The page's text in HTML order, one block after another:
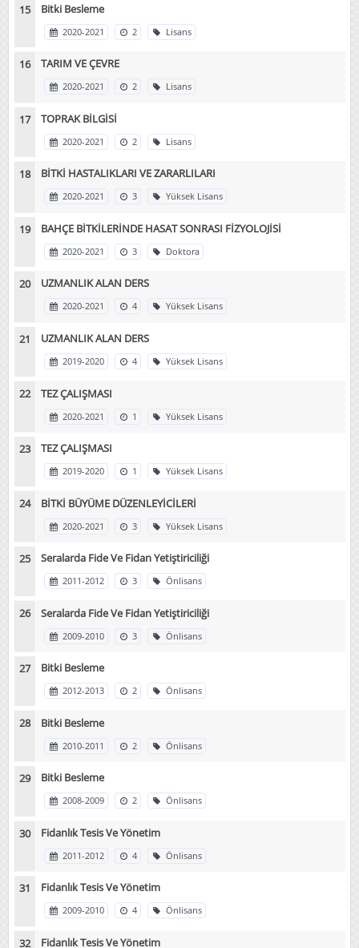
Bitki Besleme
2020-2021 2 Lisans
TARIM VE ÇEVRE
2020-2021 2 Lisans
TOPRAK BİLGİSİ
2020-2021 2 Lisans
BİTKİ HASTALIKLARI VE ZARARLILARI
2020-2021 3 Yüksek Lisans
BAHÇE BİTKİLERİNDE HASAT SONRASI FİZYOLOJİSİ
2020-2021 3 Doktora
UZMANLIK ALAN DERS
2020-2021 4 Yüksek Lisans
UZMANLIK ALAN DERS
2019-2020 4 Yüksek Lisans
TEZ ÇALIŞMASI
2020-2021 1 Yüksek Lisans
TEZ ÇALIŞMASI
2019-2020 1 Yüksek Lisans
BİTKİ BÜYÜME DÜZENLEYİCİLERİ
2020-2021 3 Yüksek Lisans
Seralarda Fide Ve Fidan Yetiştiriciliği
2011-2012 3 Önlisans
Seralarda Fide Ve Fidan Yetiştiriciliği
2009-2010 3 Önlisans
Bitki Besleme
2012-2013 2 Önlisans
Bitki Besleme
2010-2011 2 Önlisans
Bitki Besleme
2008-2009 2 Önlisans
Fidanlık Tesis Ve Yönetim
2011-2012 4 Önlisans
Fidanlık Tesis Ve Yönetim
2009-2010 4 Önlisans
Fidanlık Tesis Ve Yönetim